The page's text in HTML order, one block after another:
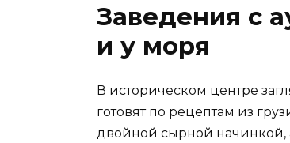
Заведения с
и у моря
В историческом центре
готовят по рецептам из
двойной сырной